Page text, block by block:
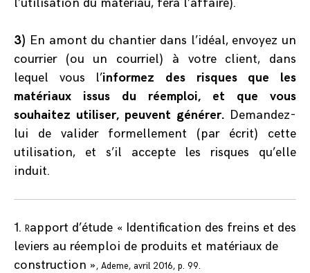
l’utilisation du matériau, fera l’affaire).
3) En amont du chantier dans l’idéal, envoyez un
courrier (ou un courriel) à votre client, dans
lequel vous l’informez des risques que les
matériaux issus du réemploi, et que vous
souhaitez utiliser, peuvent générer. Demandez-
lui de valider formellement (par écrit) cette
utilisation, et s’il accepte les risques qu’elle
induit.
1. Rapport d’étude « Identification des freins et des
leviers au réemploi de produits et matériaux de
construction », Ademe, avril 2016, p. 99.